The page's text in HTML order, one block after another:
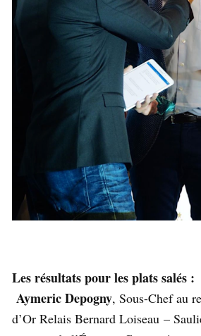
Les résultats pour les plats salés :
Aymeric Depogny, Sous-Chef au
d’Or Relais Bernard Loiseau –